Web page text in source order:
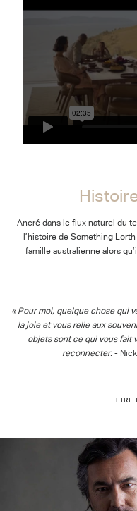
Ancré dans le flux naturel du
l’histoire de Something
famille australienne alors
« Pour moi, quelque chose qui
la joie et vous relie aux
objets sont ce qui vous fait
reconnecter. -
LIRE